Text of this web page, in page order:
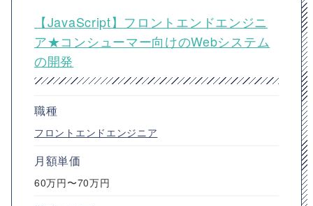
【JavaScript】フロントエンドエンジニ
ア★コンシューマー向けのWebシステム
の開発
職種
フロントエンドエンジニア
月額単価
60万円〜70万円